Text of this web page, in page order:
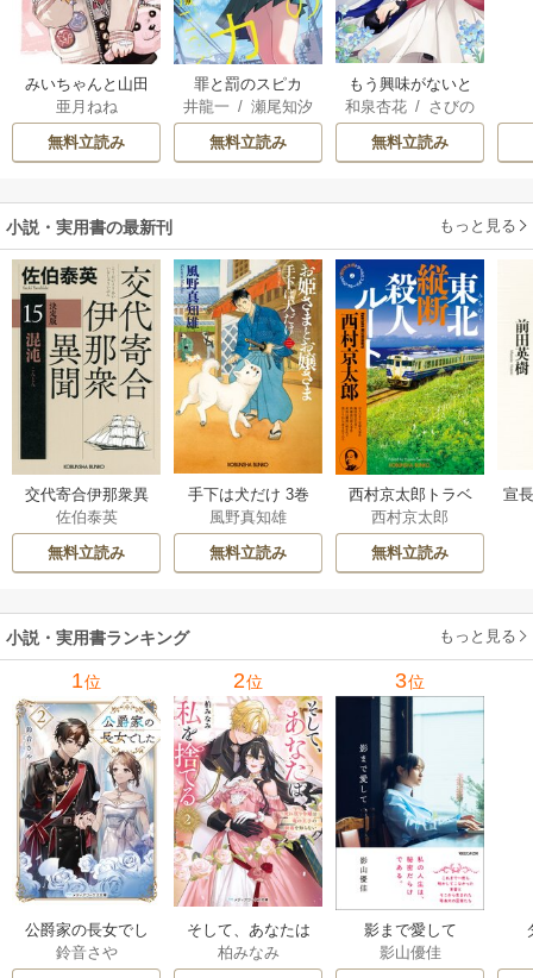
みいちゃんと山田
さん
亜月ねね
無料立読み
罪と罰のスピカ
井龍一 /瀬尾知汐
無料立読み
もう興味がないと
離婚された令嬢の
意外と楽しい新生
活
和泉杏花 / さびの
ぶち
無料立読み
小説・実用書の最新刊 もっと見る
交代寄合伊那衆異
聞 15巻
佐伯泰英
無料立読み
手下は犬だけ 3巻
風野真知雄
無料立読み
西村京太郎トラベ
ルミステリー・セ
レクション 2巻
西村京太郎
無料立読み
宣
小説・実用書ランキング もっと見る
1位
公爵家の長女でし
た
鈴音さや
2位
そして、あなたは
私を捨てる
柏みなみ
3位
影まで愛して
影山優佳